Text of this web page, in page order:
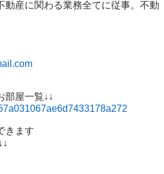
動産に関わる業務全てに従事。不動
きます